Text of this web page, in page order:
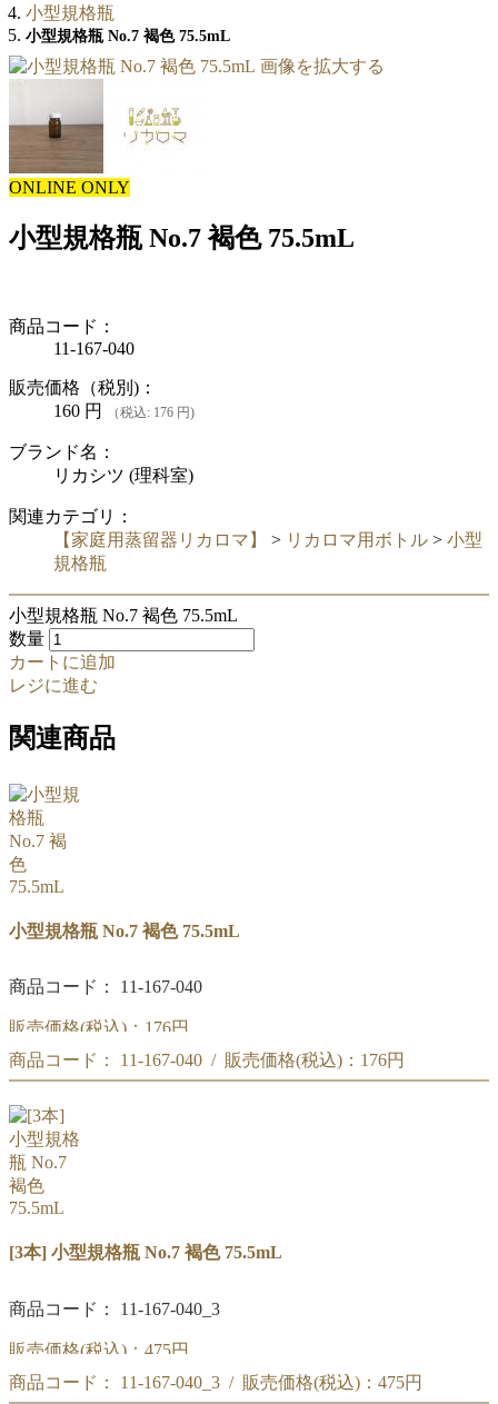
小型規格瓶
小型規格瓶 No.7 褐色 75.5mL
画像を拡大する
ONLINE ONLY
小型規格瓶 No.7 褐色 75.5mL
商品コード：
11-167-040
販売価格（税別)：
160 円 （税込: 176 円)
ブランド名：
リカシツ (理科室)
関連カテゴリ：
【家庭用蒸留器リカロマ】
> リカロマ用ボトル > 小型
規格瓶
小型規格瓶 No.7 褐色 75.5mL
数量
カートに追加
レジに進む
関連商品
小型規格瓶 No.7 褐色 75.5mL
商品コード： 11-167-040
販売価格(税込)： 176円
小型規格瓶 No.7 褐色 75.5mL
商品コード： 11-167-040 / 販売価格(税込)： 176円
小型規格瓶 No.7 褐色 75.5mL
[3本] 小型規格瓶 No.7 褐色 75.5mL
商品コード： 11-167-040_3
販売価格(税込)： 475円
小型規格瓶 No.7 褐色 75.5mL [3本]
商品コード： 11-167-040_3 / 販売価格(税込)： 475円